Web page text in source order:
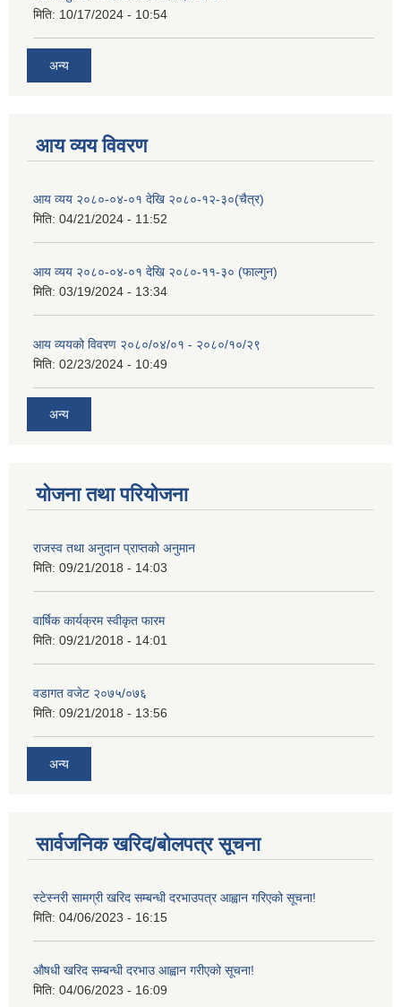
मिति: 10/17/2024 - 10:54
अन्य
आय व्यय विवरण
आय व्यय २०८०-०४-०१ देखि २०८०-१२-३०(चैत्र)
मिति: 04/21/2024 - 11:52
आय व्यय २०८०-०४-०१ देखि २०८०-११-३० (फाल्गुन)
मिति: 03/19/2024 - 13:34
आय व्ययको विवरण २०८०/०४/०१ - २०८०/१०/२९
मिति: 02/23/2024 - 10:49
अन्य
योजना तथा परियोजना
राजस्व तथा अनुदान प्राप्तको अनुमान
मिति: 09/21/2018 - 14:03
वार्षिक कार्यक्रम स्वीकृत फारम
मिति: 09/21/2018 - 14:01
वडागत वजेट २०७५/०७६
मिति: 09/21/2018 - 13:56
अन्य
सार्वजनिक खरिद/बोलपत्र सूचना
स्टेस्नरी सामग्री खरिद सम्बन्धी दरभाउपत्र आह्वान गरिएको सूचना!
मिति: 04/06/2023 - 16:15
औषधी खरिद सम्बन्धी दरभाउ आह्वान गरीएको सूचना!
मिति: 04/06/2023 - 16:09